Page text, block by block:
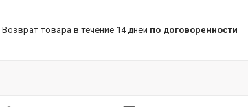
возврат товара в течение 14 дней по договоренности